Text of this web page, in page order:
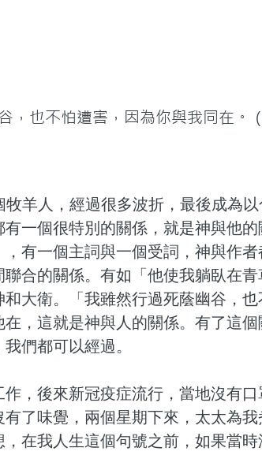
，也不怕遭害，因為你與我同在。
羊人，經過很多波折，最後成為
一個很特別的關係，就是神與他
有一個主詞與一個受詞，神與作
合的關係。有如「他使我躺臥在
大衛。「我雖然行過死蔭幽谷，
，這就是神與人的關係。有了這
們都可以經過。
，後來新冠疫症流行，當地沒有
了味覺，兩個星期下來，太太為
在我人生這個句號之前，如果當